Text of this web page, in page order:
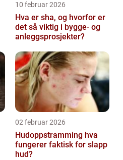
10 februar 2026
Hva er sha, og hvorfor er
det så viktig i bygge- og
anleggsprosjekter?
02 februar 2026
Hudoppstramming hva
fungerer faktisk for slapp
hud?